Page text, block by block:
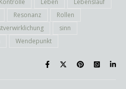
Kontrolle Leben
Lebenslauf
Resonanz
Rollen
sinn
Wendepunkt